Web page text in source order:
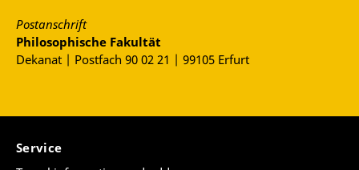
Postanschrift
Philosophische Fakultät
Dekanat | Postfach 90 02 21 | 99105 Erfurt
Service